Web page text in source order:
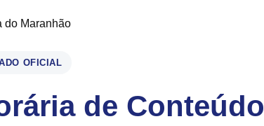
OFICIAL
de Conteúdo